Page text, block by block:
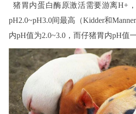
猪胃内蛋白酶原激活需要游离H+
pH2.0~pH3.0间最高（Kidder和
内pH值为2.0~3.0，而仔猪胃内pH值